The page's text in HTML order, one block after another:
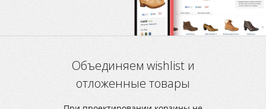
Объединяем wishlist и
отложенные товары